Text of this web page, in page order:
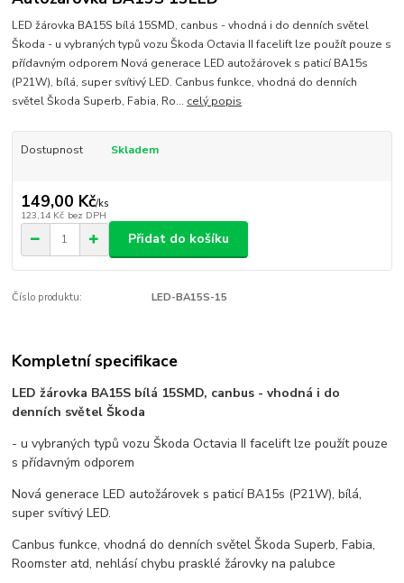
LED žárovka BA15S bílá 15SMD, canbus - vhodná i do denních světel
Škoda - u vybraných typů vozu Škoda Octavia II facelift lze použít pouze s
přídavným odporem Nová generace LED autožárovek s paticí BA15s
(P21W), bílá, super svítivý LED. Canbus funkce, vhodná do denních
světel Škoda Superb, Fabia, Ro... celý popis
Dostupnost Skladem
149,00 Kč/ks
123,14 Kč bez DPH
Přidat do košíku
Číslo produktu: LED-BA15S-15
Kompletní specifikace
LED žárovka BA15S bílá 15SMD, canbus - vhodná i do
denních světel Škoda
- u vybraných typů vozu Škoda Octavia II facelift lze použít pouze
s přídavným odporem
Nová generace LED autožárovek s paticí BA15s (P21W), bílá,
super svítivý LED.
Canbus funkce, vhodná do denních světel Škoda Superb, Fabia,
Roomster atd, nehlásí chybu prasklé žárovky na palubce